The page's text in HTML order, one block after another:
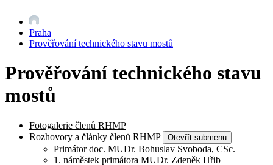
Praha
Prověřování technického stavu mostů
Prověřování technického stavu
mostů
Fotogalerie členů RHMP
Rozhovory a články členů RHMP
Otevřít submenu
Primátor doc. MUDr. Bohuslav Svoboda, CSc.
1. náměstek primátora MUDr. Zdeněk Hřib